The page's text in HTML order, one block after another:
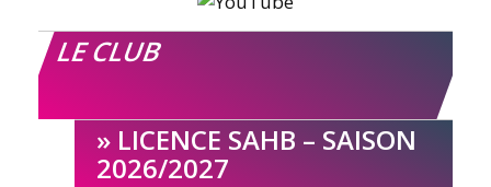
LE CLUB
LICENCE SAHB – SAISON
2026/2027